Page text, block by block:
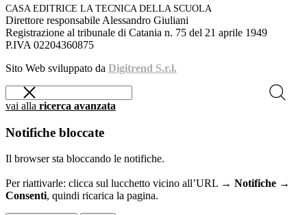
CASA EDITRICE LA TECNICA DELLA SCUOLA
Direttore responsabile Alessandro Giuliani
Registrazione al tribunale di Catania n. 75 del 21 aprile 1949
P.IVA 02204360875
Sito Web sviluppato da Digitrend S.r.l.
vai alla ricerca avanzata
Notifiche bloccate
Il browser sta bloccando le notifiche.
Per riattivarle: clicca sul lucchetto vicino all’URL → Notifiche →
Consenti, quindi ricarica la pagina.